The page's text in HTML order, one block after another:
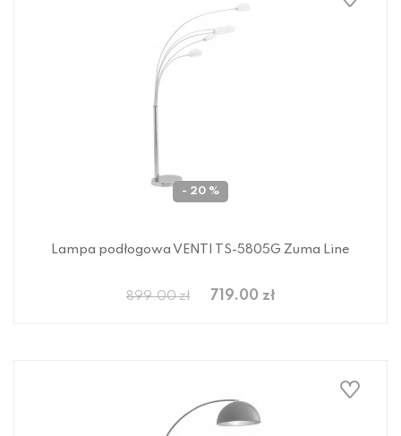
- 20 %
Lampa podłogowa VENTI TS-5805G Zuma Line
899.00 zł 719.00 zł